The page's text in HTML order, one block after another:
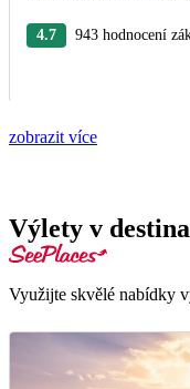
4.7
943 hodnocení
zobrazit více
Výlety v
Využijte skvělé nabídky